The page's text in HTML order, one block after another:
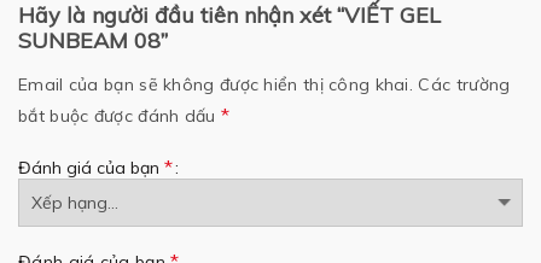
Hãy là người đầu tiên nhận xét “VIẾT GEL
SUNBEAM 08”
Email của bạn sẽ không được hiển thị công khai. Các trường
bắt buộc được đánh dấu *
Đánh giá của bạn *